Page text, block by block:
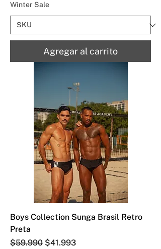
Winter Sale
Agregar al carrito
Boys Collection Sunga Brasil Retro
Preta
Precio
$59.990 Precio de oferta
$41.993